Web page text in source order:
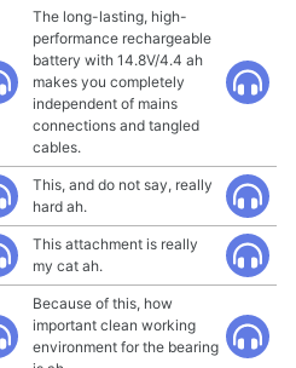
The long-lasting, high-
performance rechargeable
battery with 14.8V/4.4 ah
makes you completely
independent of mains
connections and tangled
cables.
This, and do not say, really
hard ah.
This attachment is really
my cat ah.
Because of this, how
important clean working
environment for the bearing